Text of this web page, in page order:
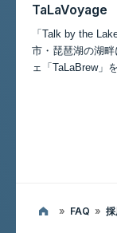
TaLaVoyage
「Talk by the
市・琵琶湖の湖
ェ「TaLaBrew」
» FAQ »